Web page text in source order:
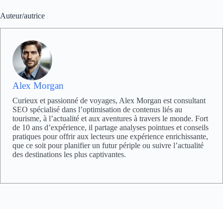
Auteur/autrice
Alex Morgan
Curieux et passionné de voyages, Alex Morgan est consultant
SEO spécialisé dans l’optimisation de contenus liés au
tourisme, à l’actualité et aux aventures à travers le monde. Fort
de 10 ans d’expérience, il partage analyses pointues et conseils
pratiques pour offrir aux lecteurs une expérience enrichissante,
que ce soit pour planifier un futur périple ou suivre l’actualité
des destinations les plus captivantes.